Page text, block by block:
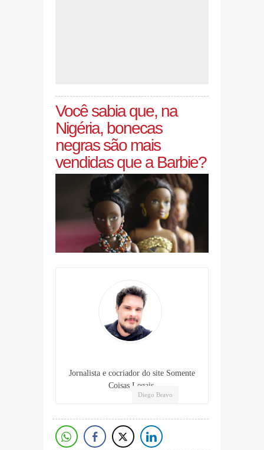
Você sabia que, na
Nigéria, bonecas
negras são mais
vendidas que a Barbie?
Diego Bravo
Jornalista e cocriador do site Somente
Coisas Legais.